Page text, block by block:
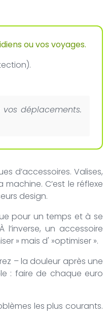
ou vos voyages.
déplacements.
d’accessoires. Valises,
C’est le réflexe
design.
pour un temps et à se
un accessoire
» mais d' »optimiser ».
– la douleur après une
: faire de chaque euro
les plus courants.